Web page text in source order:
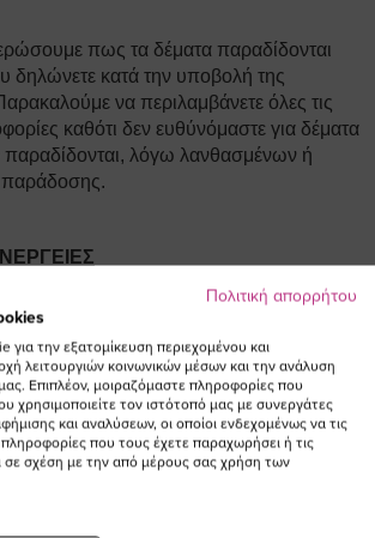
πως τα δέματα παραδίδονται
δηλώνετε κατά την υποβολή της
να περιλαμβάνετε όλες τις
καθότι δεν ευθύνόμαστε για δέματα
παραδίδονται, λόγω λανθασμένων ή
παράδοσης.
μια προωθητική ενέργεια;
το δεδομένο χρονικό διάστημα που
προωθητική ενέργεια.
κάτι με προωθητική ενέργεια και
θα ισχύει το πλεονέκτημα της
στη νέα μου παραγγελία/ αλλαγή;
Πολιτική απορρήτου
για την εξατομίκευση περιεχομένου και
λειτουργιών κοινωνικών μέσων και την ανάλυση
Επιπλέον, μοιραζόμαστε πληροφορίες που
χρησιμοποιείτε τον ιστότοπό μας με συνεργάτες
και αναλύσεων, οι οποίοι ενδεχομένως να τις
που τους έχετε παραχωρήσει ή τις
σε σχέση με την από μέρους σας χρήση των